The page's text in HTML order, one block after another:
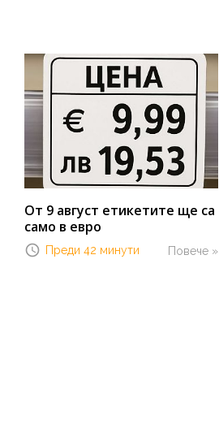
От 9 август етикетите ще са
само в евро
Повече »
Преди 42 минути